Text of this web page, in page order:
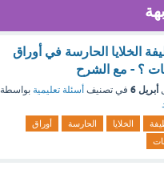
الخلايا الحارسة في أوراق
؟ - مع الشرح
أبريل 6 في تصنيف أسئلة تعليمية بواسطة
الخلايا الحارسة
أوراق